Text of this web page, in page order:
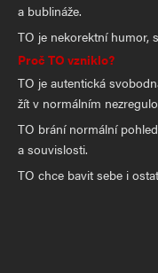
a bublináže.
TO je nekorektní humor,
Proč TO vzniklo?
TO je autentická
žít v normálním
TO brání normální
a souvislosti.
TO chce bavit sebe i